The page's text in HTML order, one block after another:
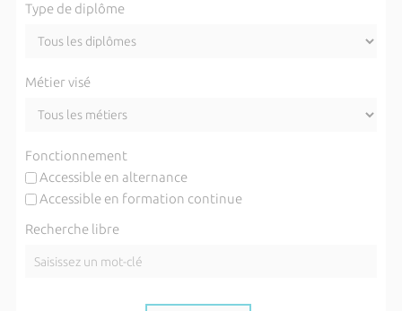
Type de diplôme
Métier visé
Fonctionnement
Accessible en alternance
Accessible en formation continue
Recherche libre